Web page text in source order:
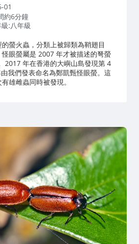
01
約6分鐘
:八年級
螢火蟲，分類上被歸類為鞘翅目
眼螢屬是 2007 年才被描述的弩螢
2017 年在香港的大嶼山島發現第 4
我們發表命名為鄭凱甄怪眼螢。這
雄雌蟲同時被發現。